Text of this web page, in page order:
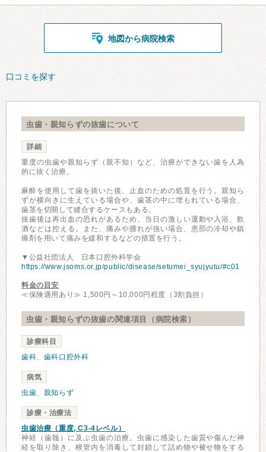
地図から病院検索
口コミを探す
虫歯・親知らずの抜歯について
詳細
重度の虫歯や親知らず（親不知）など、治療ができない歯を人為
的に抜く治療。
麻酔を使用して歯を抜いた後、止血のための処置を行う。親知ら
ずが横向きに生えている場合や、歯茎の中に埋もれている場合、
歯茎を切開して縫合するケースもある。
抜歯後は再出血の恐れがあるため、当日の激しい運動や入浴、飲
酒などは控える。また、痛みや腫れが強い場合、患部の冷却や鎮
痛剤を用いて痛みを緩和するなどの措置を行う。
▼公益社団法人 日本口腔外科学会
https://www.jsoms.or.jp/public/disease/setumei_syujyutu/#c01
料金の目安
≪保険適用あり≫ 1,500円～10,000円程度（3割負担）
虫歯・親知らずの抜歯の関連項目（病院検索）
診療科目
歯科、 歯科口腔外科
病気
虫歯、 親知らず
診療・治療法
虫歯治療（重度, C3-4レベル）
神経（歯髄）に及ぶ虫歯の治療。虫歯に感染した歯質や傷んだ神
経を取り除き、根管内を消毒して封鎖して詰め物や被せ物をする